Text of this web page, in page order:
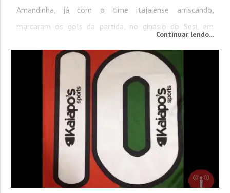
Amandinha, já com o time itajaiense arriscando,
marcaram os gols da partida, no ginásio do Sesi, em
decisão, com as duas equipes se revezando no ataque.
Porém, com as meninas...
Continuar lendo...